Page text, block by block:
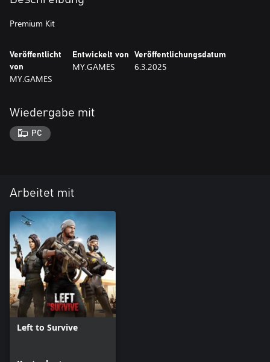
Premium Kit
Veröffentlicht
von
MY.GAMES
Entwickelt von
MY.GAMES
Veröffentlichungsdatum
6.3.2025
Wiedergabe mit
PC
Arbeitet mit
Left to Survive